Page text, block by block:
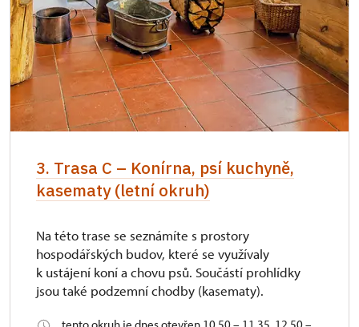
3. Trasa C – Konírna, psí kuchyně,
kasematy (letní okruh)
Na této trase se seznámíte s prostory
hospodářských budov, které se využívaly
k ustájení koní a chovu psů. Součástí prohlídky
jsou také podzemní chodby (kasematy).
tento okruh je dnes otevřen 10.50 – 11.35, 12.50 –